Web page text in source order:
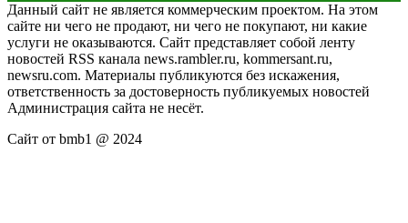
Данный сайт не является коммерческим проектом. На этом
сайте ни чего не продают, ни чего не покупают, ни какие
услуги не оказываются. Сайт представляет собой ленту
новостей RSS канала news.rambler.ru, kommersant.ru,
newsru.com. Материалы публикуются без искажения,
ответственность за достоверность публикуемых новостей
Администрация сайта не несёт.
Сайт от bmb1 @ 2024